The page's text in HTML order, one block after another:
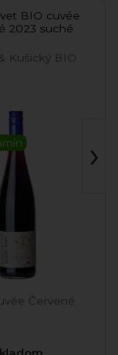
BIO cuvée
2023 suché
Kušický BIO
Červené
›